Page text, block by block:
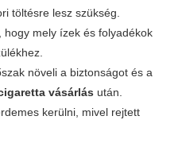
töltésre lesz szükség.
hogy mely ízek és folyadékok
növeli a biztonságot és a
vásárlás után.
kerülni, mivel rejtett